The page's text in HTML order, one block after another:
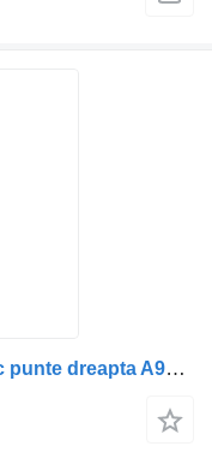
Vzduchový vankúš Arc pneumatic punte dreapta A9613204721 na nákladného auta Mercedes-Benz A9613204721 / A9613205521